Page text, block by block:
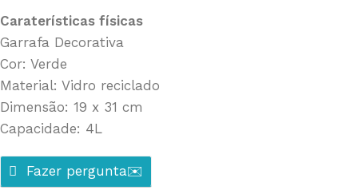
Caraterísticas físicas
Garrafa Decorativa
Cor: Verde
Material: Vidro reciclado
Dimensão: 19 x 31 cm
Capacidade: 4L
Fazer pergunta✉️